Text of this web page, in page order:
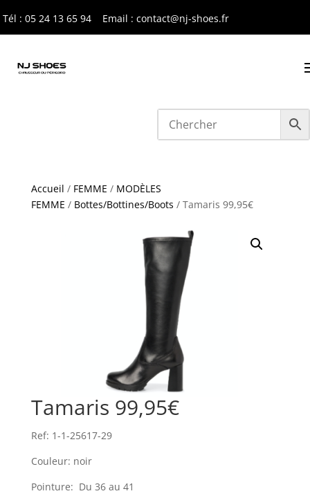
Tél : 05 24 13 65 94 Email : contact@nj-shoes.fr
Accueil / FEMME / MODÈLES
FEMME / Bottes/Bottines/Boots / Tamaris 99,95€
Tamaris 99,95€
Ref: 1-1-25617-29
Couleur: noir
Pointure: Du 36 au 41